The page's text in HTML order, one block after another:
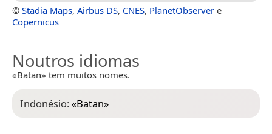
© Stadia Maps, Airbus DS, CNES, PlanetObserver e
Copernicus
Noutros idiomas
«Batan» tem muitos nomes.
Indonésio:«Batan»